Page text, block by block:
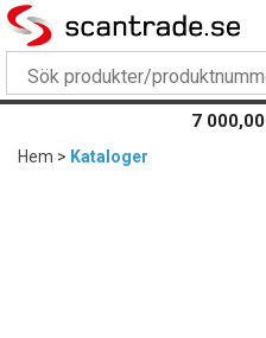
7 000,00
Hem> Kataloger